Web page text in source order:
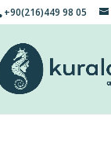
+90(216)449 98 05